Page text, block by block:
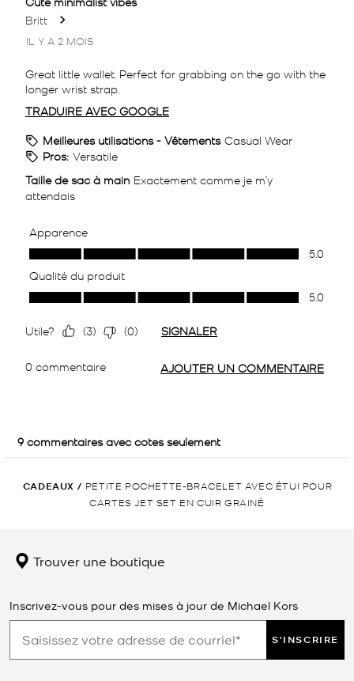
CADEAUX / PETITE POCHETTE-BRACELET AVEC ÉTUI POUR
CARTES JET SET EN CUIR GRAINÉ
Trouver une boutique
Inscrivez-vous pour des mises à jour de Michael Kors
S'INSCRIRE